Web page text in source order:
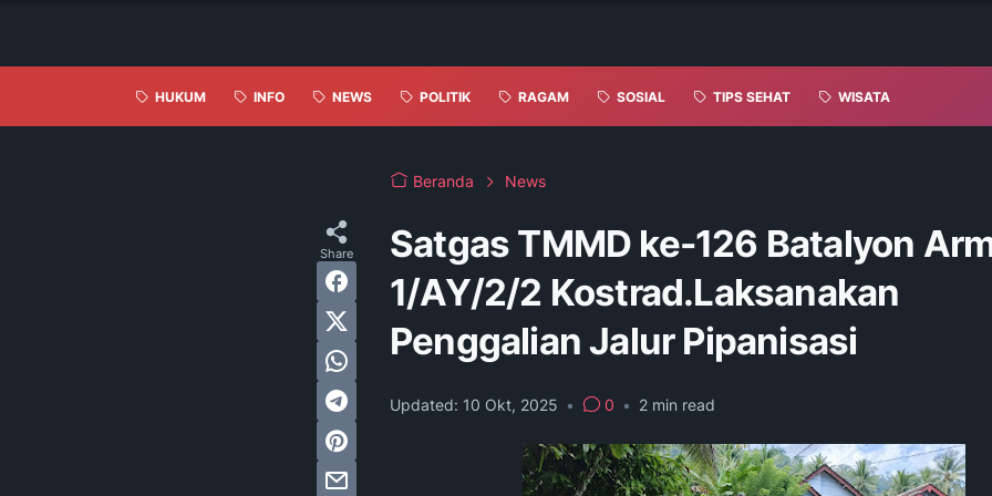
HUKUM INFO NEWS POLITIK RAGAM SOSIAL TIPS SEHAT WISATA
Beranda News
Satgas TMMD ke-126 Batalyon
1/AY/2/2 Kostrad.Laksanakan
Penggalian Jalur Pipanisasi
Updated: 10 Okt, 2025 • 0 • 2 min read